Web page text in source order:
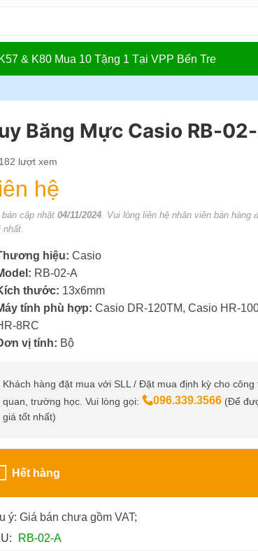
& K80 Mua 10 Tặng 1 Tại VPP Bến Tre
Băng Mực Casio RB-
182 lượt xem
hệ
bán cập nhật 04/11/2024. Vui lòng liên hệ nhân viên bán hàng
nhất.
hiệu: Casio
RB-02-A
thước: 13x6mm
tính phù hợp: Casio DR-120TM, Casio HR-
8RC
vị tính: Bộ
Khách hàng đặt mua với SLL / Đặt mua định kỳ cho công
quan, trường học. Vui lòng gọi:
096.339.3566 (Để
giá tốt nhất)
Hết hàng
ý: Giá bán chưa gồm VAT;
RB-02-A